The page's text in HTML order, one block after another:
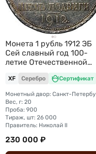
Монета 1 рубль 1912 ЭБ
Сей славный год 100-
летие Отечественной
войны 1812
XF Серебро Сертификат
Вес, г: 20
Проба: 900
Тираж, шт: 26 000
Правитель: Николай II
230 000 ₽